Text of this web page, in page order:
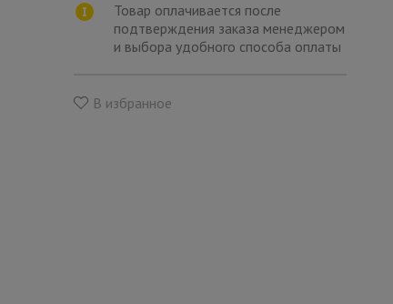
Товар оплачивается после
подтверждения заказа менеджером
и выбора удобного способа оплаты
В избранное